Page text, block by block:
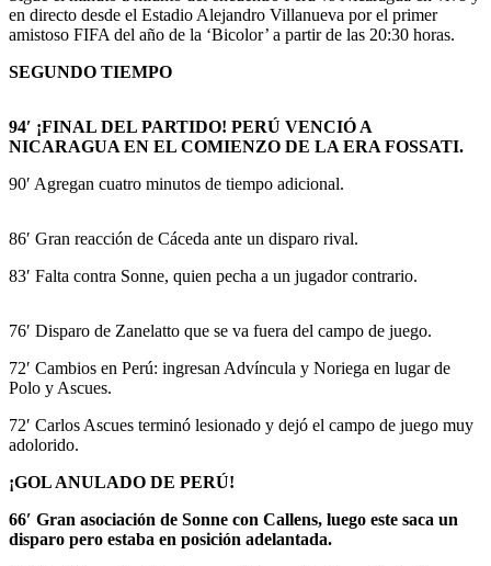
en directo desde el Estadio Alejandro Villanueva por el primer
amistoso FIFA del año de la ‘Bicolor’ a partir de las 20:30 horas.
SEGUNDO TIEMPO
94′ ¡FINAL DEL PARTIDO! PERÚ VENCIÓ A
NICARAGUA EN EL COMIENZO DE LA ERA FOSSATI.
90′ Agregan cuatro minutos de tiempo adicional.
86′ Gran reacción de Cáceda ante un disparo rival.
83′ Falta contra Sonne, quien pecha a un jugador contrario.
76′ Disparo de Zanelatto que se va fuera del campo de juego.
72′ Cambios en Perú: ingresan Advíncula y Noriega en lugar de
Polo y Ascues.
72′ Carlos Ascues terminó lesionado y dejó el campo de juego muy
adolorido.
¡GOL ANULADO DE PERÚ!
66′ Gran asociación de Sonne con Callens, luego este saca un
disparo pero estaba en posición adelantada.